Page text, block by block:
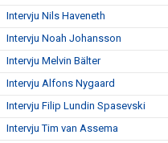
Intervju Nils Haveneth
Intervju Noah Johansson
Intervju Melvin Bälter
Intervju Alfons Nygaard
Intervju Filip Lundin Spasevski
Intervju Tim van Assema